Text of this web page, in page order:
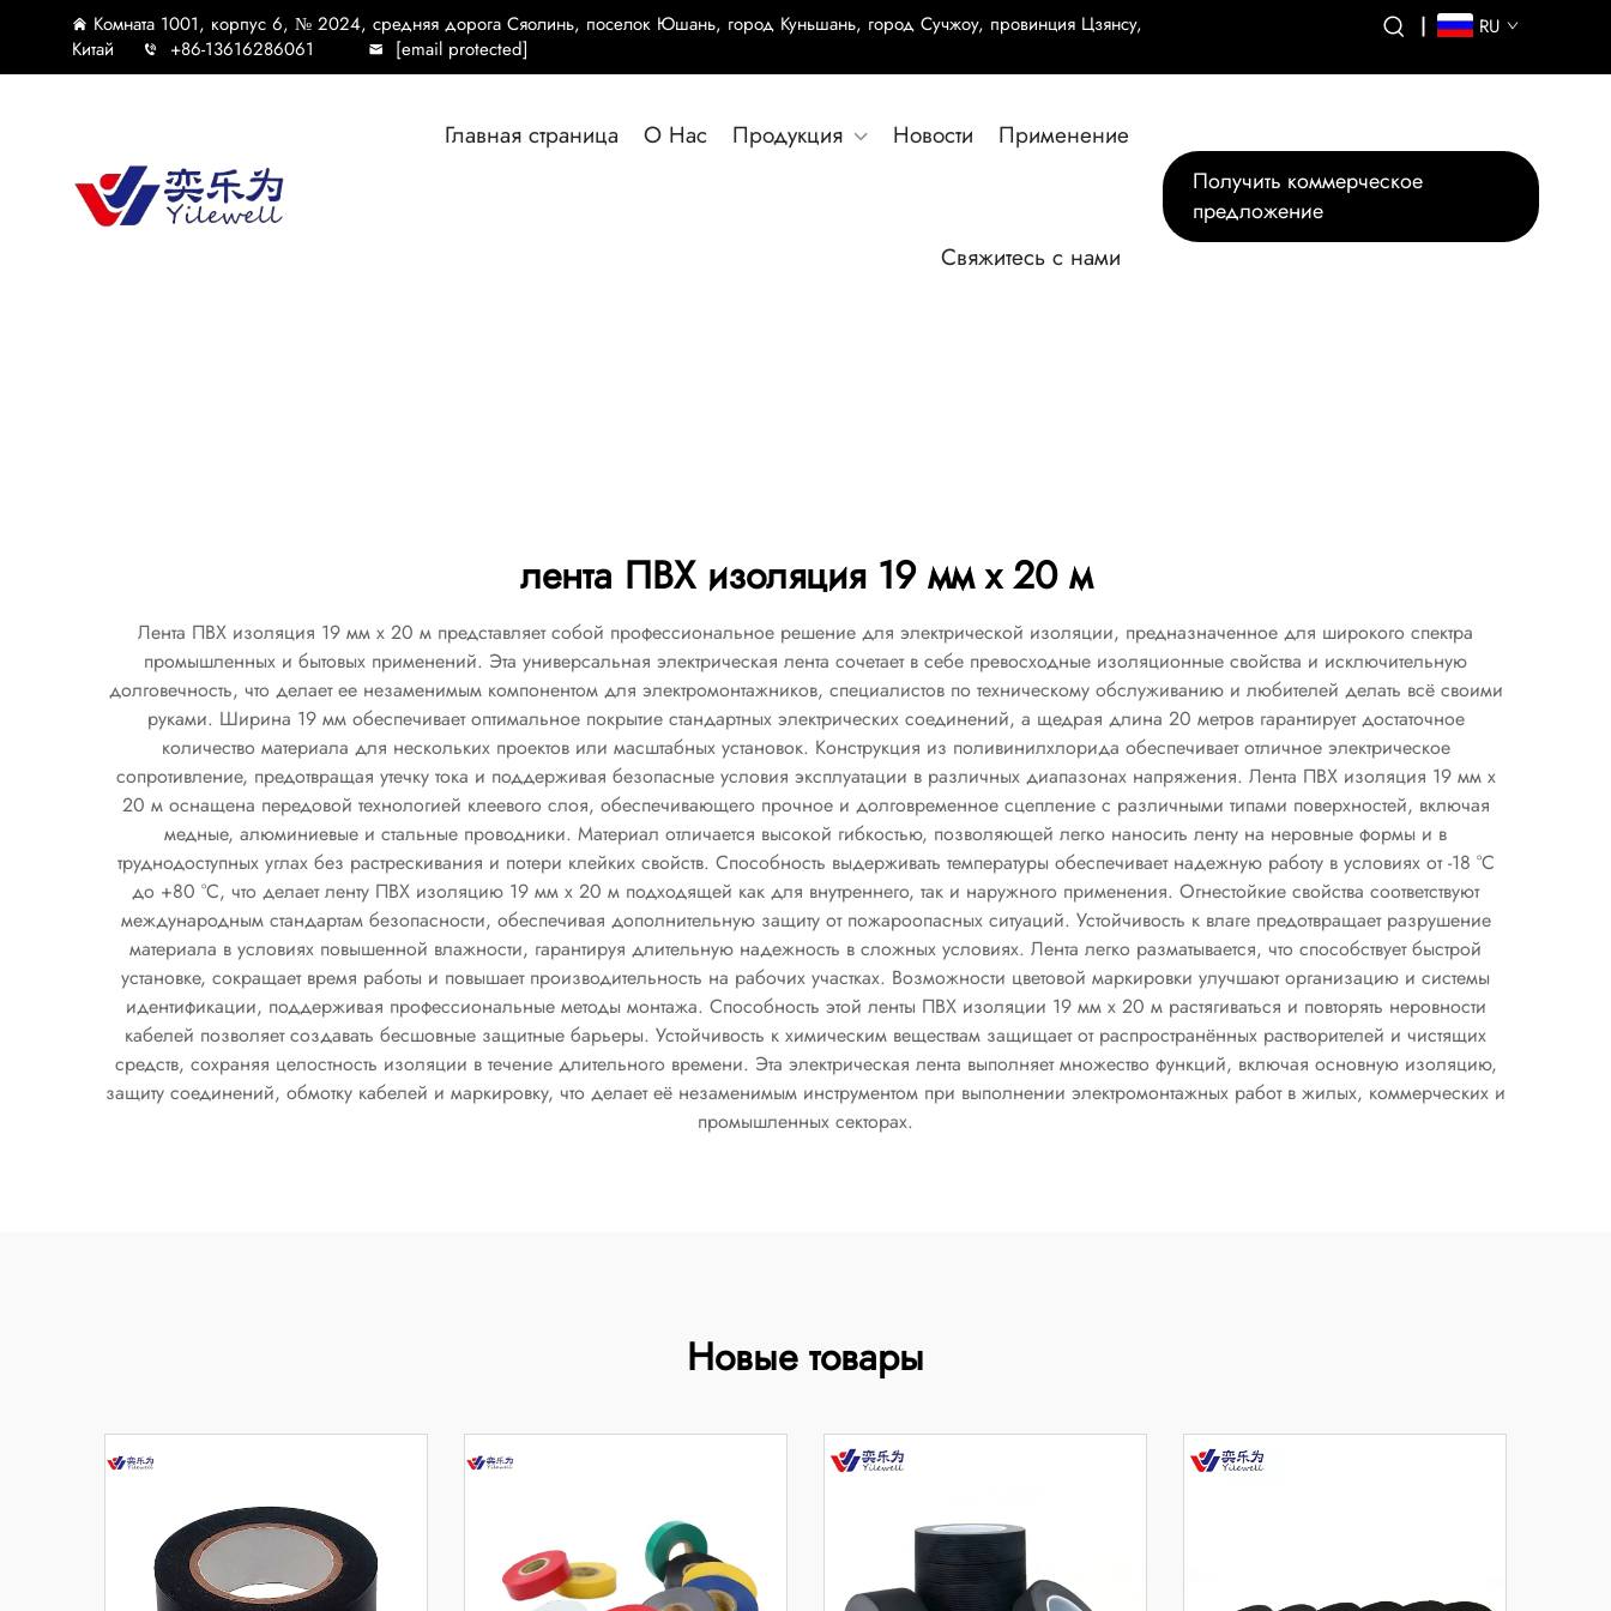
Комната 1001, корпус 6, № 2024, средняя дорога Сяолинь, поселок Юшань, город Куньшань, город Сучжоу, провинция Цзянсу,
Китай
+86-13616286061 [email protected]
| RU
Главная страница О Нас Продукция Новости Применение
Свяжитесь с нами
Получить коммерческое
предложение
лента ПВХ изоляция 19 мм x 20 м
Лента ПВХ изоляция 19 мм x 20 м представляет собой профессиональное решение для электрической изоляции, предназначенное для широкого спектра
промышленных и бытовых применений. Эта универсальная электрическая лента сочетает в себе превосходные изоляционные свойства и исключительную
долговечность, что делает ее незаменимым компонентом для электромонтажников, специалистов по техническому обслуживанию и любителей делать всё своими
руками. Ширина 19 мм обеспечивает оптимальное покрытие стандартных электрических соединений, а щедрая длина 20 метров гарантирует достаточное
количество материала для нескольких проектов или масштабных установок. Конструкция из поливинилхлорида обеспечивает отличное электрическое
сопротивление, предотвращая утечку тока и поддерживая безопасные условия эксплуатации в различных диапазонах напряжения. Лента ПВХ изоляция 19 мм x
20 м оснащена передовой технологией клеевого слоя, обеспечивающего прочное и долговременное сцепление с различными типами поверхностей, включая
медные, алюминиевые и стальные проводники. Материал отличается высокой гибкостью, позволяющей легко наносить ленту на неровные формы и в
труднодоступных углах без растрескивания и потери клейких свойств. Способность выдерживать температуры обеспечивает надежную работу в условиях от -18 °C
до +80 °C, что делает ленту ПВХ изоляцию 19 мм x 20 м подходящей как для внутреннего, так и наружного применения. Огнестойкие свойства соответствуют
международным стандартам безопасности, обеспечивая дополнительную защиту от пожароопасных ситуаций. Устойчивость к влаге предотвращает разрушение
материала в условиях повышенной влажности, гарантируя длительную надежность в сложных условиях. Лента легко разматывается, что способствует быстрой
установке, сокращает время работы и повышает производительность на рабочих участках. Возможности цветовой маркировки улучшают организацию и системы
идентификации, поддерживая профессиональные методы монтажа. Способность этой ленты ПВХ изоляции 19 мм x 20 м растягиваться и повторять неровности
кабелей позволяет создавать бесшовные защитные барьеры. Устойчивость к химическим веществам защищает от распространённых растворителей и чистящих
средств, сохраняя целостность изоляции в течение длительного времени. Эта электрическая лента выполняет множество функций, включая основную изоляцию,
защиту соединений, обмотку кабелей и маркировку, что делает её незаменимым инструментом при выполнении электромонтажных работ в жилых, коммерческих и
промышленных секторах.
Новые товары